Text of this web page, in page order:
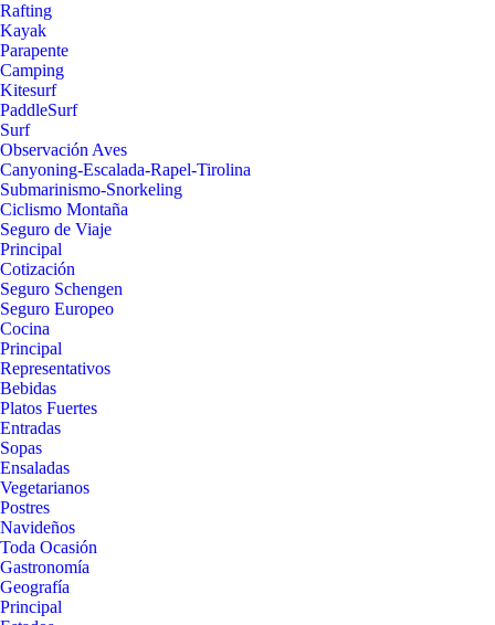
Rafting
Kayak
Parapente
Camping
Kitesurf
PaddleSurf
Surf
Observación Aves
Canyoning-Escalada-Rapel-Tirolina
Submarinismo-Snorkeling
Ciclismo Montaña
Seguro de Viaje
Principal
Cotización
Seguro Schengen
Seguro Europeo
Cocina
Principal
Representativos
Bebidas
Platos Fuertes
Entradas
Sopas
Ensaladas
Vegetarianos
Postres
Navideños
Toda Ocasión
Gastronomía
Geografía
Principal